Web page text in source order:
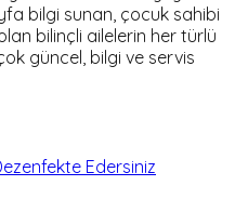
bilgi sunan, çocuk sahibi
bilinçli ailelerin her türlü
güncel, bilgi ve servis
Edersiniz